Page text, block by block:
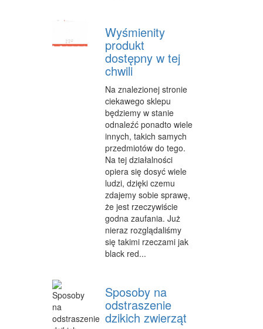
LECZENIE
SALONY KOSMETYCZNE
SOFTWARE
OPROGRAMOWANIE
STRONY INTERNETOWE
KONTAKT
Wyśmienity
produkt
dostępny w tej
chwili
Na znalezionej stronie
ciekawego sklepu
będziemy w stanie
odnaleźć ponadto wiele
innych, takich samych
przedmiotów do tego.
Na tej działalności
opiera się dosyć wiele
ludzi, dzięki czemu
zdajemy sobie sprawę,
że jest rzeczywiście
godna zaufania. Już
nieraz rozglądaliśmy
się takimi rzeczami jak
black red...
Sposoby na
odstraszenie
dzikich zwierząt